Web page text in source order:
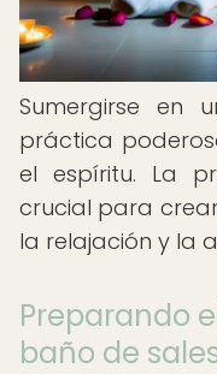
Sumergirse en
práctica
el espíritu. La
crucial para
la relajación y la
Preparando
baño de